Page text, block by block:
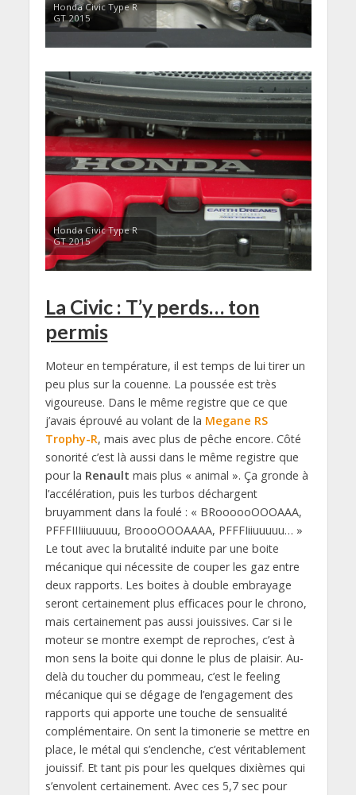
Honda Civic Type R
GT 2015
Honda Civic Type R
GT 2015
La Civic : T’y perds… ton
permis
Moteur en température, il est temps de lui tirer un
peu plus sur la couenne. La poussée est très
vigoureuse. Dans le même registre que ce que
j’avais éprouvé au volant de la Megane RS
Trophy-R, mais avec plus de pêche encore. Côté
sonorité c’est là aussi dans le même registre que
pour la Renault mais plus « animal ». Ça gronde à
l’accélération, puis les turbos déchargent
bruyamment dans la foulé : « BRoooooOOOAAA,
PFFFIIIiiuuuuu, BroooOOOAAAA, PFFFIiiuuuuu… »
Le tout avec la brutalité induite par une boite
mécanique qui nécessite de couper les gaz entre
deux rapports. Les boites à double embrayage
seront certainement plus efficaces pour le chrono,
mais certainement pas aussi jouissives. Car si le
moteur se montre exempt de reproches, c’est à
mon sens la boite qui donne le plus de plaisir. Au-
delà du toucher du pommeau, c’est le feeling
mécanique qui se dégage de l’engagement des
rapports qui apporte une touche de sensualité
complémentaire. On sent la timonerie se mettre en
place, le métal qui s’enclenche, c’est véritablement
jouissif. Et tant pis pour les quelques dixièmes qui
s’envolent certainement. Avec ces 5,7 sec pour